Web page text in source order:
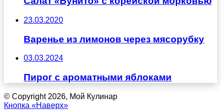
23.03.2020
Варенье из лимонов через мясорубку
03.03.2024
Пирог с ароматными яблоками
© Copyright 2026, Мой Кулинар
Кнопка «Наверх»